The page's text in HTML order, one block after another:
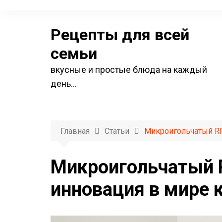
Рецепты для всей
семьи
вкусные и простые блюда на каждый
день…
Главная Статьи Микроигольчатый
Микроигольчатый
инновация в мире